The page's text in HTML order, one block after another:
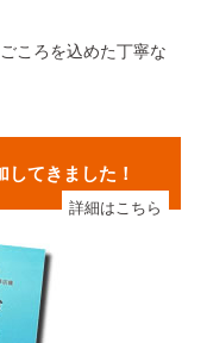
ころを込めた丁寧な
てきました！
詳細はこちら